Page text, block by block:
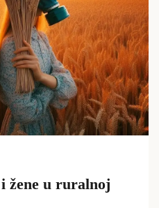
žene u ruralnoj